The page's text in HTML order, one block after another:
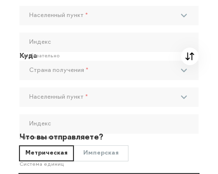
Населенный пункт *
Индекс
Необязательно
Куда
Страна получения *
Населенный пункт *
Индекс
Необязательно
Что вы отправляете?
Метрическая Имперская
Система единиц